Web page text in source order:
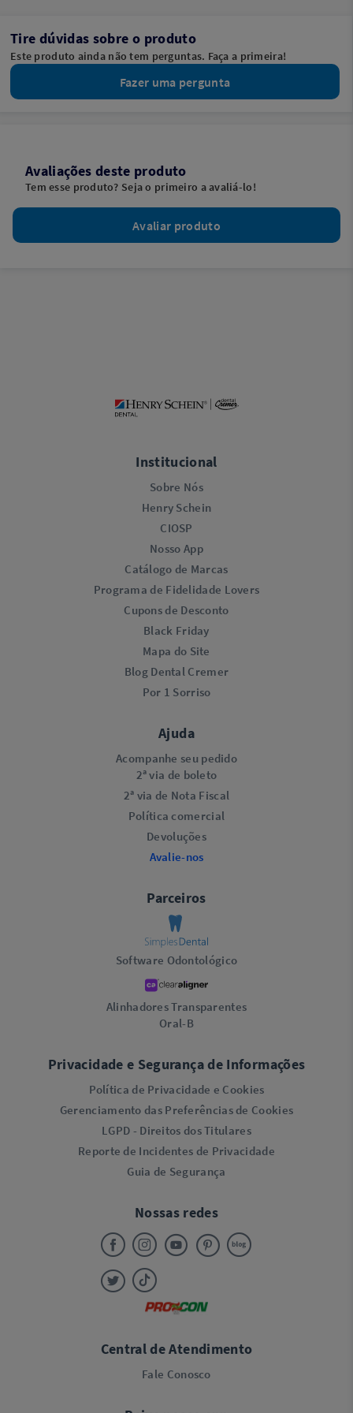
Tire dúvidas sobre o produto
Este produto ainda não tem perguntas. Faça a primeira!
Fazer uma pergunta
Avaliações deste produto
Tem esse produto? Seja o primeiro a avaliá-lo!
Avaliar produto
Institucional
Sobre Nós
Henry Schein
CIOSP
Nosso App
Catálogo de Marcas
Programa de Fidelidade Lovers​
Cupons de Desconto
Black Friday
Mapa do Site
Blog Dental Cremer
Por 1 Sorriso
Ajuda
Acompanhe seu pedido
2ª via de boleto
2ª via de Nota Fiscal
Política comercial
Devoluções
Avalie-nos
Parceiros
Software Odontológico
Alinhadores Transparentes
Oral-B
Privacidade e Segurança de Informações
Política de Privacidade e Cookies
Gerenciamento das Preferências de Cookies
LGPD - Direitos dos Titulares
Reporte de Incidentes de Privacidade
Guia de Segurança
Nossas redes
Central de Atendimento
Fale Conosco